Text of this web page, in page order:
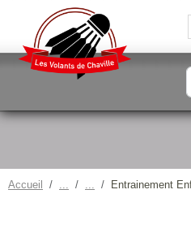
Accueil Entrainement
Panneau de gestion des cookies